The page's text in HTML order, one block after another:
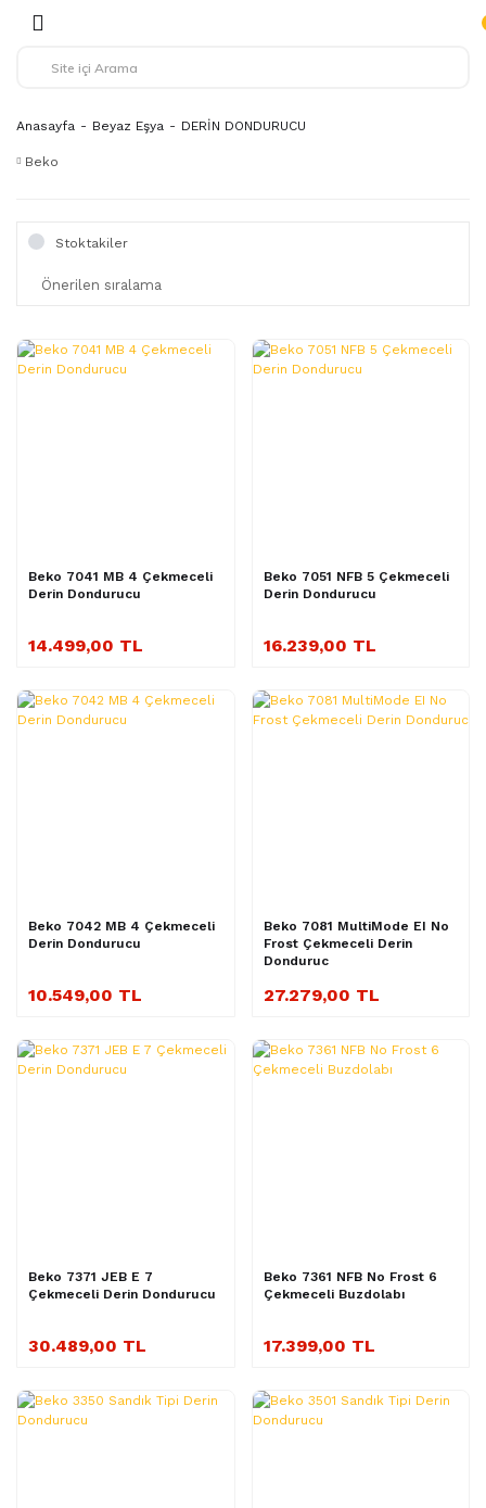
Anasayfa Beyaz Eşya DERİN DONDURUCU
Beko
Stoktakiler
Beko 7041 MB 4 Çekmeceli
Derin Dondurucu
14.499,00 TL
Beko 7051 NFB 5 Çekmeceli
Derin Dondurucu
16.239,00 TL
Beko 7042 MB 4 Çekmeceli
Derin Dondurucu
10.549,00 TL
Beko 7081 MultiMode EI No
Frost Çekmeceli Derin
Donduruc
27.279,00 TL
Beko 7371 JEB E 7
Çekmeceli Derin Dondurucu
30.489,00 TL
Beko 7361 NFB No Frost 6
Çekmeceli Buzdolabı
17.399,00 TL